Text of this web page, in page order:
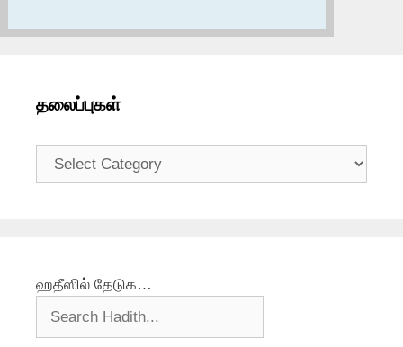
தலைப்புகள்
தலைப்புகள்
ஹதீஸில் தேடுக…